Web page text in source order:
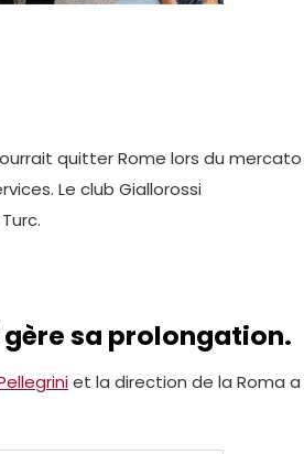
quitter Rome lors du mercato
Le club Giallorossi
gère sa prolongation.
et la direction de la Roma a